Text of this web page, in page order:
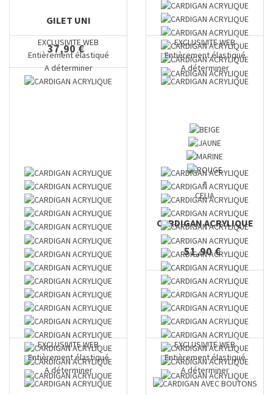
GILET UNI
37,90 €
+
CELIA
CARDIGAN ACRYLIQUE
51,90 €
EXCLUSIVITE WEB
Entièrement élastiqué
A déterminer
EXCLUSIVITE WEB
Entièrement élastiqué
A déterminer
EXCLUSIVITE WEB
Entièrement élastiqué
A déterminer
EXCLUSIVITE WEB
Entièrement élastiqué
A déterminer